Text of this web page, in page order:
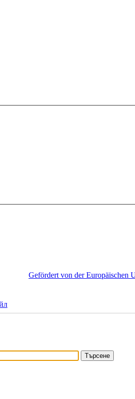
Gefördert von der Europäischen